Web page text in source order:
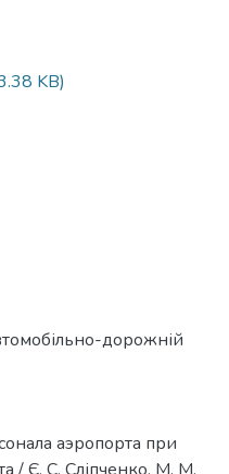
KB)
дорожній
аэропорта при